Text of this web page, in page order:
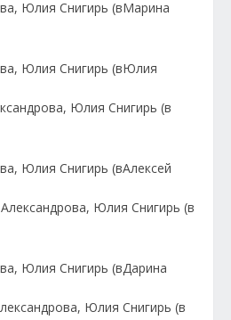
Марина
Юлия
Алексей
Дарина